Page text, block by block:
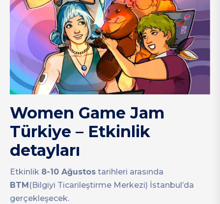
Women Game Jam
Türkiye – Etkinlik
detayları
Etkinlik 8-10 Ağustos tarihleri arasında
BTM (Bilgiyi Ticarileştirme Merkezi) İstanbul’da
gerçekleşecek.